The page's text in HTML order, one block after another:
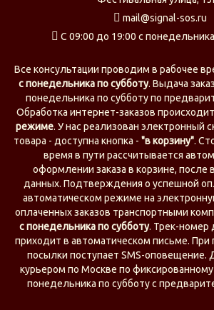
mail@signal-sos.ru
С 09:00 до 19:00 с
Все консультации проводим в рабочее
с понедельника по субботу. Выдача
понедельника по субботу по
Обработка интернет-заказов происходит
режиме. У нас реализован электронный
товара - доступна кнопка - "в корзину".
время в пути рассчитывается
оформлении заказа в корзине, после
данных. Подтверждения о успешной
автоматическом режиме на
оплаченных заказов транспортными
с понедельника по субботу. Трек-номер
приходит в автоматическом письме. При
посылки поступает SMS-оповещение.
курьером по Москве по фиксированному
понедельника по субботу с